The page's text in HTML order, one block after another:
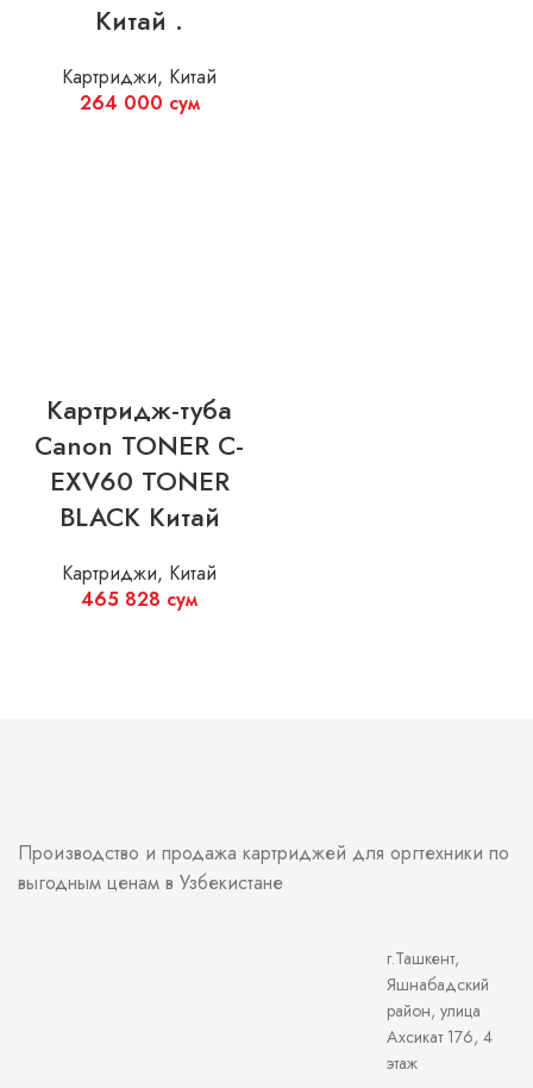
Китай .
Картриджи, Китай
264 000 сум
Картридж-туба
Canon TONER C-
EXV60 TONER
BLACK Китай
Картриджи, Китай
465 828 сум
Производство и продажа картриджей для оргтехники по
выгодным ценам в Узбекистане
г.Ташкент,
Яшнабадский
район, улица
Ахсикат 176, 4
этаж